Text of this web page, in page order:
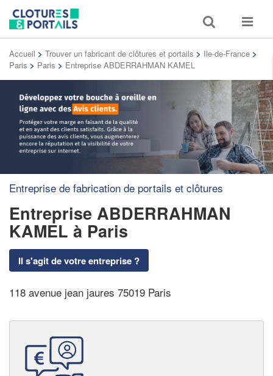
Toggle
search
Toggle
Accueil > Trouver un fabricant de clôtures et portails > Ile-de-France >
Paris > Paris > Entreprise ABDERRAHMAN KAMEL
Entreprise de fabrication de portails et clôtures
Entreprise ABDERRAHMAN
KAMEL à Paris
Il s'agit de votre entreprise ?
118 avenue jean jaures 75019 Paris